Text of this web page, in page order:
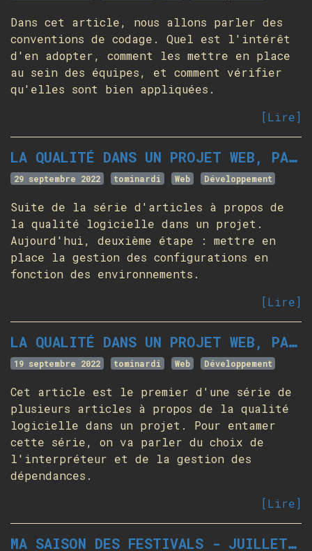
Dans cet article, nous allons parler des
conventions de codage. Quel est l'intérêt
d'en adopter, comment les mettre en place
au sein des équipes, et comment vérifier
qu'elles sont bien appliquées.
[Lire]
LA QUALITÉ DANS UN PROJET WEB, PARTIE 2 - ENVIRONNEMENTS ET CONFIGURATION
29 septembre 2022 tominardi Web Développement
Suite de la série d'articles à propos de
la qualité logicielle dans un projet.
Aujourd'hui, deuxième étape : mettre en
place la gestion des configurations en
fonction des environnements.
[Lire]
LA QUALITÉ DANS UN PROJET WEB, PARTIE 1 - INTERPRÉTEUR ET DÉPENDANCES
19 septembre 2022 tominardi Web Développement
Cet article est le premier d'une série de
plusieurs articles à propos de la qualité
logicielle dans un projet. Pour entamer
cette série, on va parler du choix de
l'interpréteur et de la gestion des
dépendances.
[Lire]
MA SAISON DES FESTIVALS - JUILLET 2022